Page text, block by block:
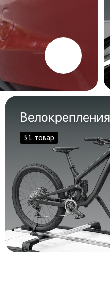
Велокрепления
31 товар